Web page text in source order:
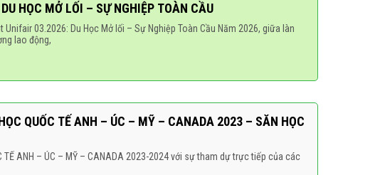
HỌC MỞ LỐI – SỰ NGHIỆP TOÀN CẦU
03.2026: Du Học Mở lối – Sự Nghiệp Toàn Cầu Năm 2026, giữa làn
lao động,
QUỐC TẾ ANH – ÚC – MỸ – CANADA 2023 – SĂN HỌC
TẾ ANH – ÚC – MỸ – CANADA 2023-2024 với sự tham dự trực tiếp của các